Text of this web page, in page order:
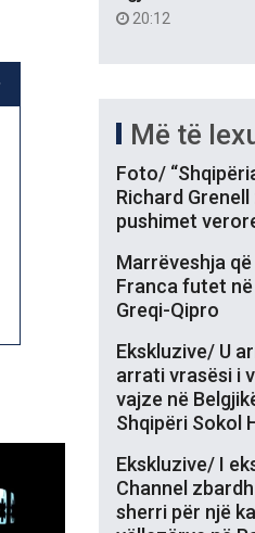
20:12
Më të
Foto/
Richard
pushimet
Marrëveshja
Franca futet
Greqi-Qipro
Ekskluzive/ U
arrati vrasësi i
vajze në
Shqipëri Sokol
Ekskluzive/ I
Channel
sherri për një